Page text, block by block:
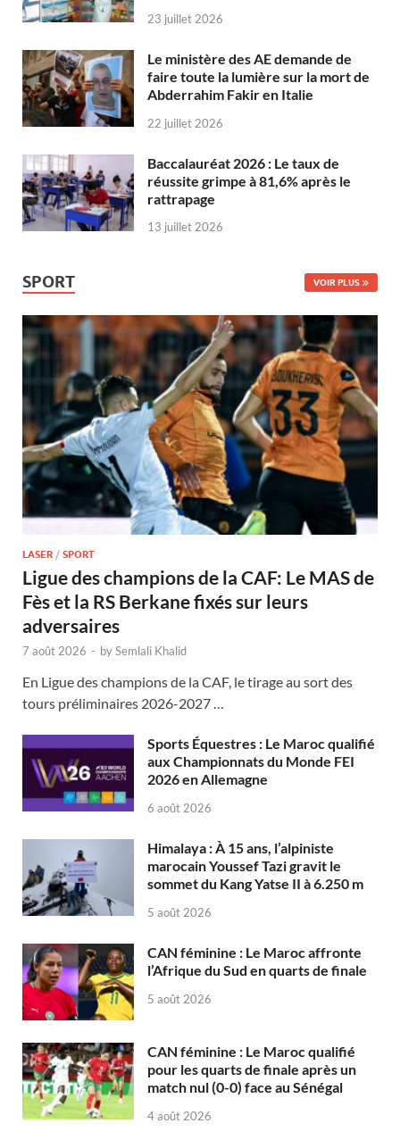
23 juillet 2026
Le ministère des AE demande de
faire toute la lumière sur la mort de
Abderrahim Fakir en Italie
22 juillet 2026
Baccalauréat 2026 : Le taux de
réussite grimpe à 81,6% après le
rattrapage
13 juillet 2026
SPORT VOIR PLUS
LASER / SPORT
Ligue des champions de la CAF: Le MAS de
Fès et la RS Berkane fixés sur leurs
adversaires
7 août 2026 - bySemlali Khalid
En Ligue des champions de la CAF, le tirage au sort des
tours préliminaires 2026-2027 …
Sports Équestres : Le Maroc qualifié
aux Championnats du Monde FEI
2026 en Allemagne
6 août 2026
Himalaya : À 15 ans, l’alpiniste
marocain Youssef Tazi gravit le
sommet du Kang Yatse II à 6.250 m
5 août 2026
CAN féminine : Le Maroc affronte
l’Afrique du Sud en quarts de finale
5 août 2026
CAN féminine : Le Maroc qualifié
pour les quarts de finale après un
match nul (0-0) face au Sénégal
4 août 2026